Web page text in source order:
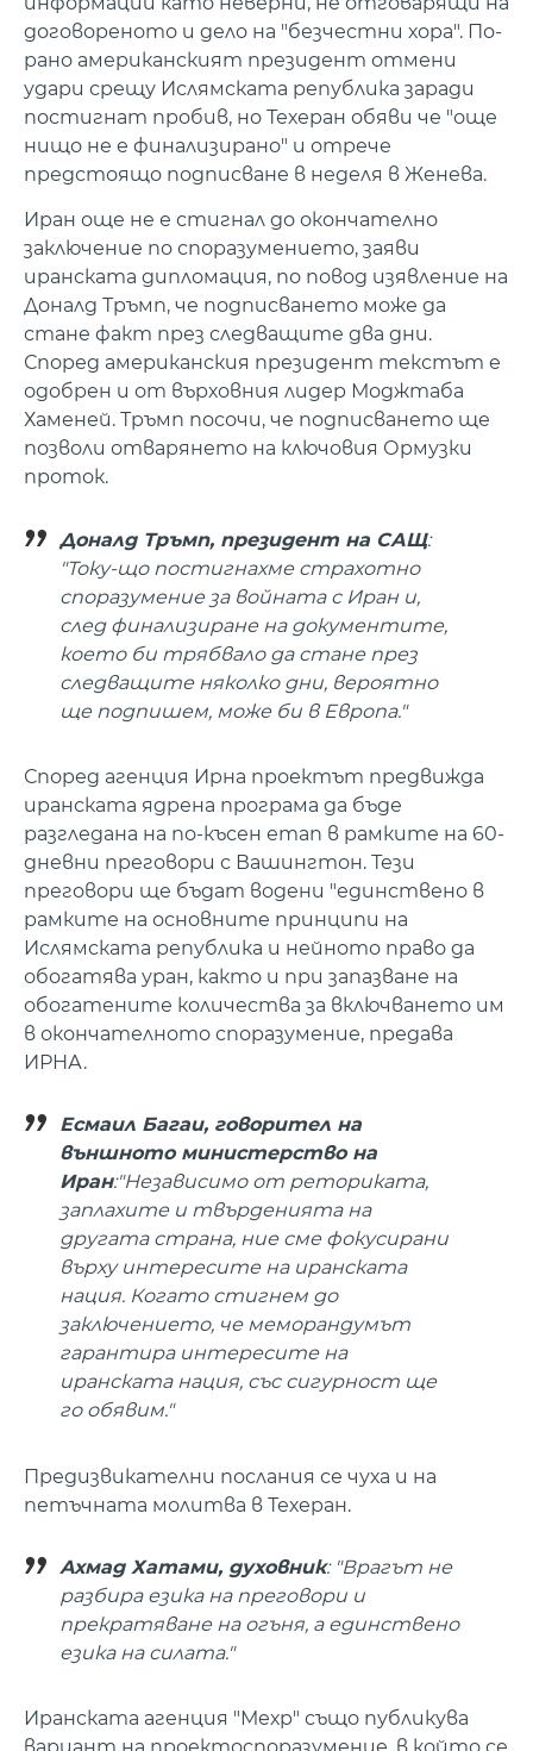
договореното и дело на "безчестни хора". По-
рано американският президент отмени
удари срещу Ислямската република заради
постигнат пробив, но Техеран обяви че "още
нищо не е финализирано" и отрече
предстоящо подписване в неделя в Женева.
Иран още не е стигнал до окончателно
заключение по споразумението, заяви
иранската дипломация, по повод изявление на
Доналд Тръмп, че подписването може да
стане факт през следващите два дни.
Според американския президент текстът е
одобрен и от върховния лидер Моджтаба
Хаменей. Тръмп посочи, че подписването ще
позволи отварянето на ключовия Ормузки
проток.
Доналд Тръмп, президент на САЩ:
"Току-що постигнахме страхотно
споразумение за войната с Иран и,
след финализиране на документите,
което би трябвало да стане през
следващите няколко дни, вероятно
ще подпишем, може би в Европа."
Според агенция Ирна проектът предвижда
иранската ядрена програма да бъде
разгледана на по-късен етап в рамките на 60-
дневни преговори с Вашингтон. Тези
преговори ще бъдат водени "единствено в
рамките на основните принципи на
Ислямската република и нейното право да
обогатява уран, както и при запазване на
обогатените количества за включването им
в окончателното споразумение, предава
ИРНА.
Есмаил Багаи, говорител на
външното министерство на
Иран:"Независимо от реториката,
заплахите и твърденията на
другата страна, ние сме фокусирани
върху интересите на иранската
нация. Когато стигнем до
заключението, че меморандумът
гарантира интересите на
иранската нация, със сигурност ще
го обявим."
Предизвикателни послания се чуха и на
петъчната молитва в Техеран.
Ахмад Хатами, духовник: "Врагът не
разбира езика на преговори и
прекратяване на огъня, а единствено
езика на силата."
Иранската агенция "Мехр" също публикува